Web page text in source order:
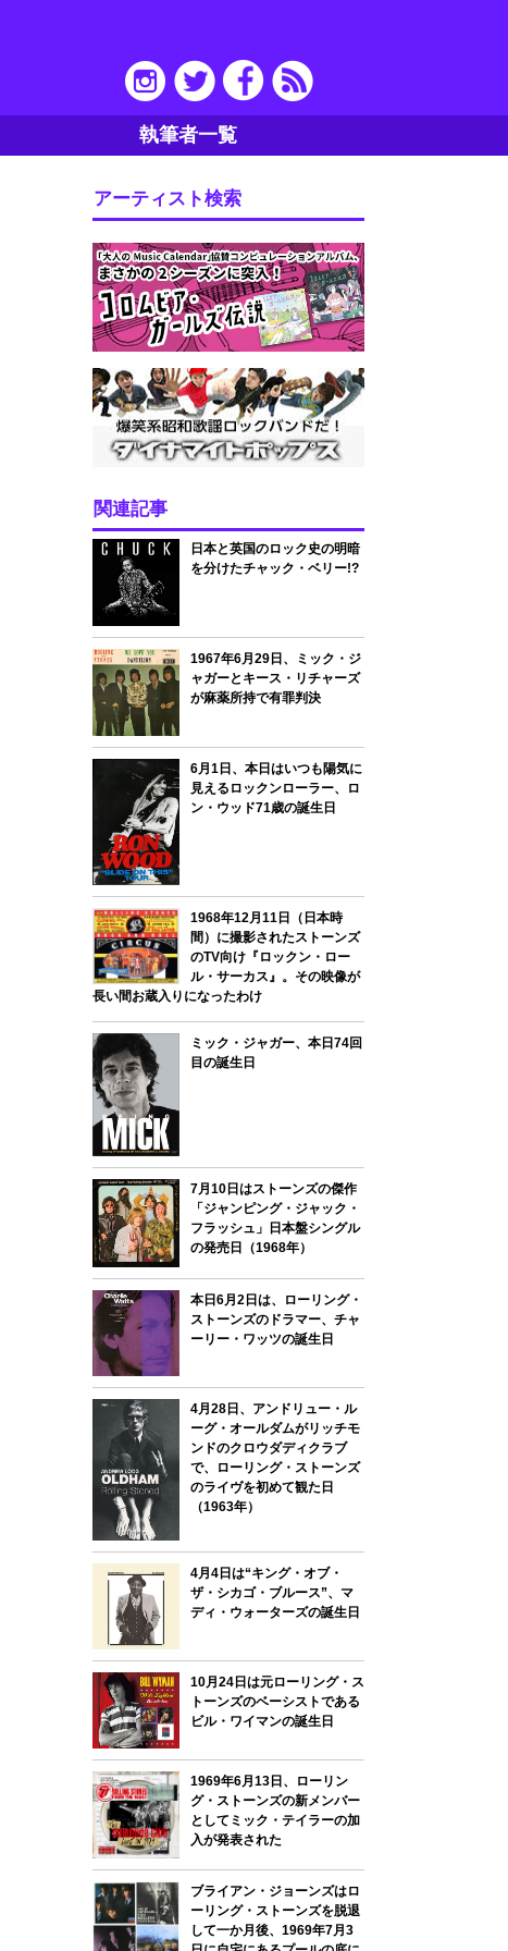
執筆者一覧
アーティスト検索
関連記事
日本と英国のロック史の明暗
を分けたチャック・ベリー!?
1967年6月29日、ミック・ジ
ャガーとキース・リチャーズ
が麻薬所持で有罪判決
6月1日、本日はいつも陽気に
見えるロックンローラー、ロ
ン・ウッド71歳の誕生日
1968年12月11日（日本時
間）に撮影されたストーンズ
のTV向け『ロックン・ロー
ル・サーカス』。その映像が
長い間お蔵入りになったわけ
ミック・ジャガー、本日74回
目の誕生日
7月10日はストーンズの傑作
「ジャンピング・ジャック・
フラッシュ」日本盤シングル
の発売日（1968年）
本日6月2日は、ローリング・
ストーンズのドラマー、チャ
ーリー・ワッツの誕生日
4月28日、アンドリュー・ル
ーグ・オールダムがリッチモ
ンドのクロウダディクラブ
で、ローリング・ストーンズ
のライヴを初めて観た日
（1963年）
4月4日は“キング・オブ・
ザ・シカゴ・ブルース”、マ
ディ・ウォーターズの誕生日
10月24日は元ローリング・ス
トーンズのベーシストである
ビル・ワイマンの誕生日
1969年6月13日、ローリン
グ・ストーンズの新メンバー
としてミック・テイラーの加
入が発表された
ブライアン・ジョーンズはロ
ーリング・ストーンズを脱退
して一か月後、1969年7月3